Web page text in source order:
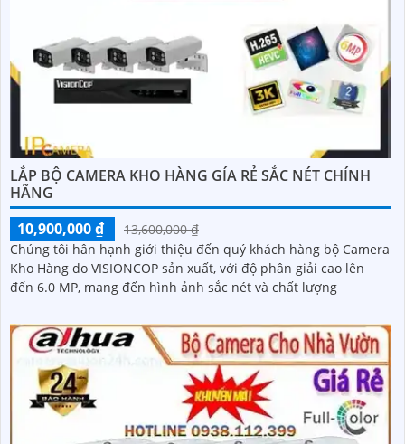
LẮP BỘ CAMERA KHO HÀNG GÍA RẺ SẮC NÉT CHÍNH
HÃNG
10,900,000 ₫
13,600,000 ₫
Chúng tôi hân hạnh giới thiệu đến quý khách hàng bộ Camera
Kho Hàng do VISIONCOP sản xuất, với độ phân giải cao lên
đến 6.0 MP, mang đến hình ảnh sắc nét và chất lượng